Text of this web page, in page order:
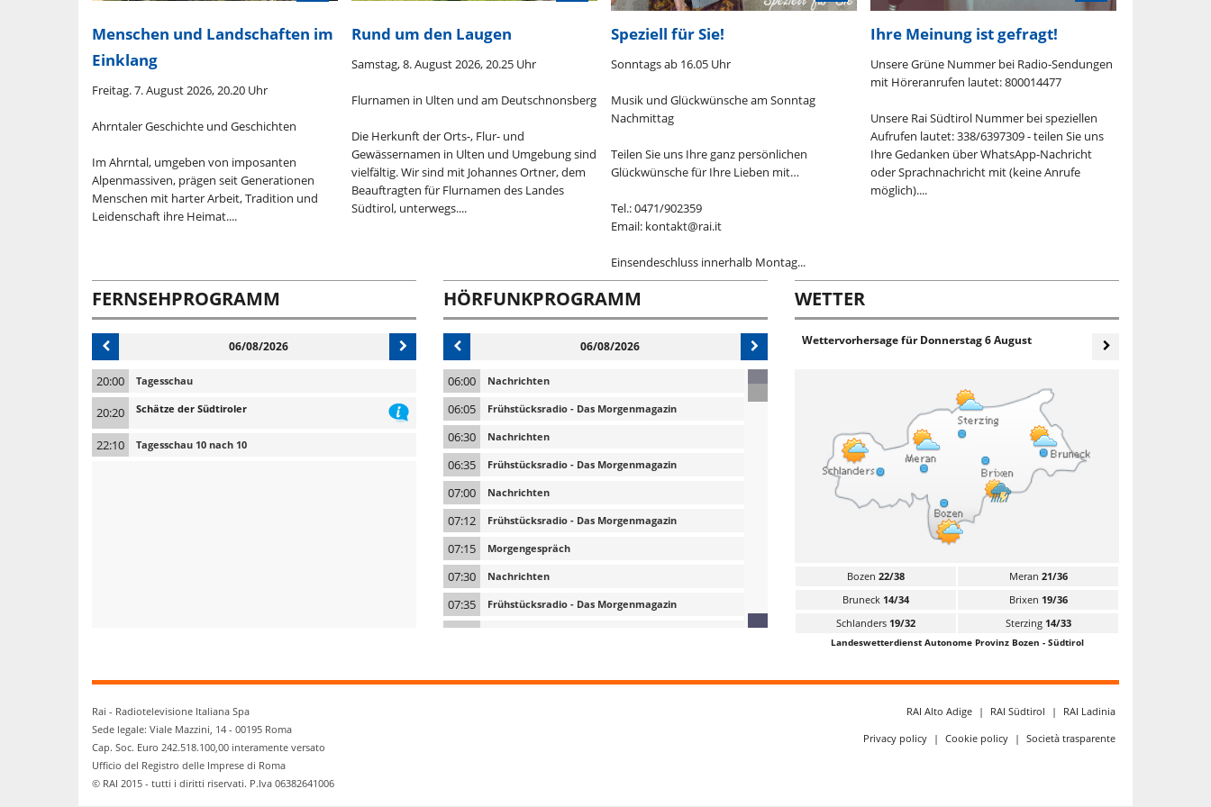
Menschen und Landschaften im
Einklang
Freitag. 7. August 2026, 20.20 Uhr
Ahrntaler Geschichte und Geschichten
Im Ahrntal, umgeben von imposanten
Alpenmassiven, prägen seit Generationen
Menschen mit harter Arbeit, Tradition und
Leidenschaft ihre Heimat....
Rund um den Laugen
Samstag, 8. August 2026, 20.25 Uhr
Flurnamen in Ulten und am Deutschnonsberg
Die Herkunft der Orts-, Flur- und
Gewässernamen in Ulten und Umgebung sind
vielfältig. Wir sind mit Johannes Ortner, dem
Beauftragten für Flurnamen des Landes
Südtirol, unterwegs....
Speziell für Sie!
Sonntags ab 16.05 Uhr
Musik und Glückwünsche am Sonntag
Nachmittag
Teilen Sie uns Ihre ganz persönlichen
Glückwünsche für Ihre Lieben mit…
Tel.: 0471/902359
Email: kontakt@rai.it
Einsendeschluss innerhalb Montag...
Ihre Meinung ist gefragt!
Unsere Grüne Nummer bei Radio-Sendungen
mit Höreranrufen lautet: 800014477
Unsere Rai Südtirol Nummer bei speziellen
Aufrufen lautet: 338/6397309 - teilen Sie uns
Ihre Gedanken über WhatsApp-Nachricht
oder Sprachnachricht mit (keine Anrufe
möglich)....
FERNSEHPROGRAMM
06/08/2026
20:00 Tagesschau
20:20 Schätze der Südtiroler
22:10 Tagesschau 10 nach 10
HÖRFUNKPROGRAMM
06/08/2026
06:00 Nachrichten
06:05 Frühstücksradio - Das Morgenmagazin
06:30 Nachrichten
06:35 Frühstücksradio - Das Morgenmagazin
07:00 Nachrichten
07:12 Frühstücksradio - Das Morgenmagazin
07:15 Morgengespräch
07:30 Nachrichten
07:35 Frühstücksradio - Das Morgenmagazin
07:45
08:10 Frühstücksradio - Das Morgenmagazin
WETTER
Wettervorhersage fürDonnerstag 6 August
Bozen 22/38 Meran 21/36
Bruneck 14/34 Brixen 19/36
Schlanders 19/32 Sterzing 14/33
Landeswetterdienst Autonome Provinz Bozen - Südtirol
Rai - Radiotelevisione Italiana Spa
Sede legale: Viale Mazzini, 14 - 00195 Roma
Cap. Soc. Euro 242.518.100,00 interamente versato
Ufficio del Registro delle Imprese di Roma
© RAI 2015 - tutti i diritti riservati. P.Iva 06382641006
RAI Alto Adige | RAI Südtirol |
RAI Ladinia
Privacy policy | Cookie policy | Società trasparente